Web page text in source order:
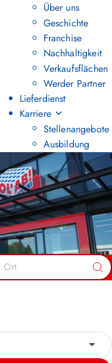
Über uns
Geschichte
Franchise
Nachhaltigkeit
Verkaufsflächen
Werder Partner
Lieferdienst
Karriere
Stellenangebote
Ausbildung